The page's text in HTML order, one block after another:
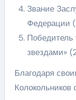
Звание
Федерации
Победитель
звездами»
Благодаря